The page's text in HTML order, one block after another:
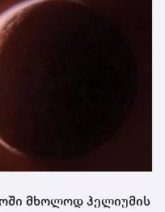
მხო­ლოდ ჰე­ლი­უ­მის